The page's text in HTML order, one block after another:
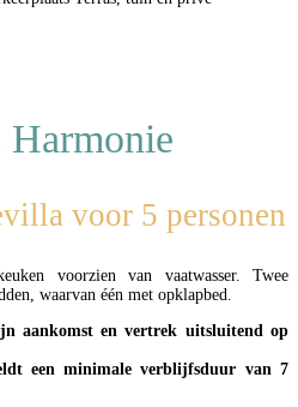
Harmonie
voor 5 personen
voorzien van vaatwasser. Twee
waarvan één met opklapbed.
aankomst en vertrek uitsluitend op
een minimale verblijfsduur van 7